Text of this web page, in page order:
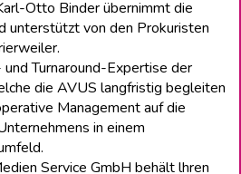
Otto Binder übernimmt die
unterstützt von den Prokuristen
Turnaround-Expertise der
die AVUS langfristig begleiten
Management auf die
in einem
Service GmbH behält lhren